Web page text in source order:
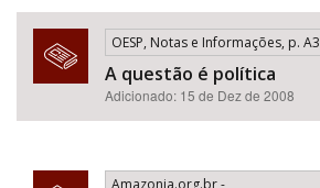
OESP, Notas e Informações, p. A3
A questão é política
Adicionado: 15 de Dez de 2008
Amazonia.org.br -